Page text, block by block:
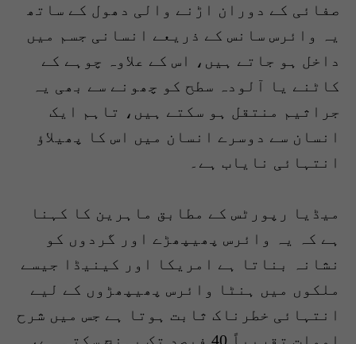
صفائی کے دوران اڑنے والی دھول کے ساتھ
یہ وائرس سانس کے ذریعے انسانی جسم میں
داخل ہو جاتے ہیں، اس کے علاوہ چوہے کے
کاٹنے یا آلودہ سطح کو چھونے سے بھی یہ
جراثیم منتقل ہو سکتے ہیں، تاہم ایک
انسان سے دوسرے انسان میں اس کا پھیلاؤ
انتہائی نایاب ہے۔
میڈیا رپورٹس کے مطابق ماہرین کا کہنا
ہے کہ یہ وائرس پھیپھڑے اور گردوں کو
نشانہ بناتا ہے امریکا اور کینیڈا جیسے
ملکوں میں ہنٹا وائرس پھیپھڑوں کے لیے
انتہائی خطرناک ثابت ہوتا ہے جس میں شرح
اموات تقریباً 40 فیصد تک پہنچ سکتی ہے،